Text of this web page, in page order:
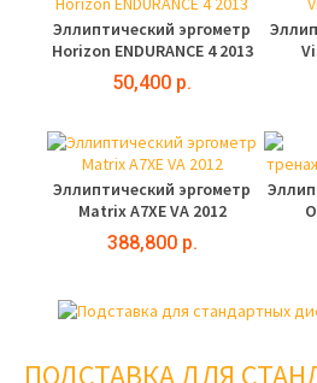
Эллиптический эргометр
Horizon ENDURANCE 4 2013
50,400 р.
Эллиптический эргометр
Matrix A7XE VA 2012
388,800 р.
ПОДСТАВКА ДЛЯ